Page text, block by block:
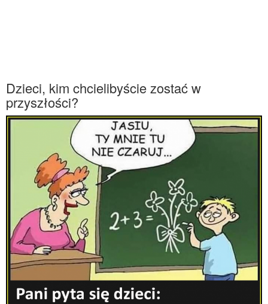
Dzieci, kim chcielibyście zostać w
przyszłości?